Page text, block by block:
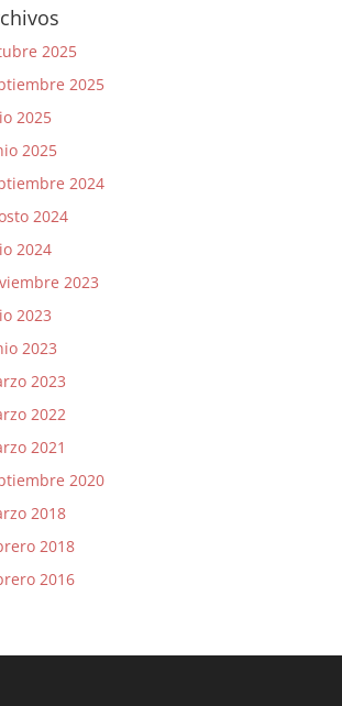
2025
2025
2025
2025
2024
2024
2024
2023
2023
2023
2023
2022
2021
2020
2018
2018
2016